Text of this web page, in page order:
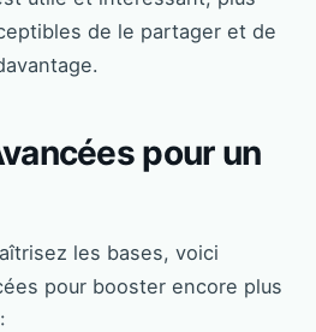
de le partager et de
pour un
les bases, voici
pour booster encore plus